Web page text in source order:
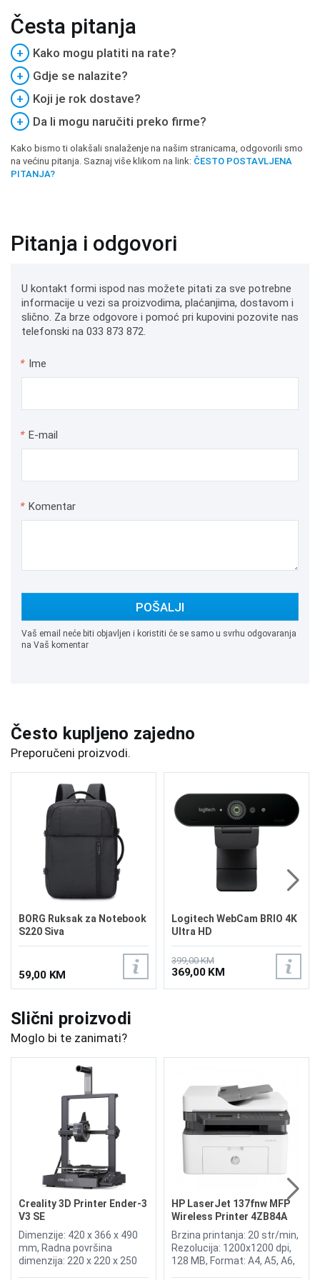
Česta pitanja
+
Kako mogu platiti na rate?
+
Gdje se nalazite?
+
Koji je rok dostave?
+
Da li mogu naručiti preko firme?
Kako bismo ti olakšali snalaženje na našim stranicama, odgovorili smo
na većinu pitanja. Saznaj više klikom na link: ČESTO POSTAVLJENA
PITANJA?
Pitanja i odgovori
U kontakt formi ispod nas možete pitati za sve potrebne
informacije u vezi sa proizvodima, plaćanjima, dostavom i
slično. Za brze odgovore i pomoć pri kupovini pozovite nas
telefonski na 033 873 872.
* Ime
* E-mail
* Komentar
POŠALJI
Vaš email neće biti objavljen i koristiti će se samo u svrhu odgovaranja
na Vaš komentar
Često kupljeno zajedno
Preporučeni proizvodi.
BORG Ruksak za Notebook
S220 Siva
59,00 KM
Logitech WebCam BRIO 4K
Ultra HD
399,00 KM
369,00 KM
Slični proizvodi
Moglo bi te zanimati?
Creality 3D Printer Ender-3
V3 SE
Dimenzije: 420 x 366 x 490
mm, Radna površina
dimenzija: 220 x 220 x 250
HP LaserJet 137fnw MFP
Wireless Printer 4ZB84A
Brzina printanja: 20 str/min,
Rezolucija: 1200x1200 dpi,
128 MB, Format: A4, A5, A6,